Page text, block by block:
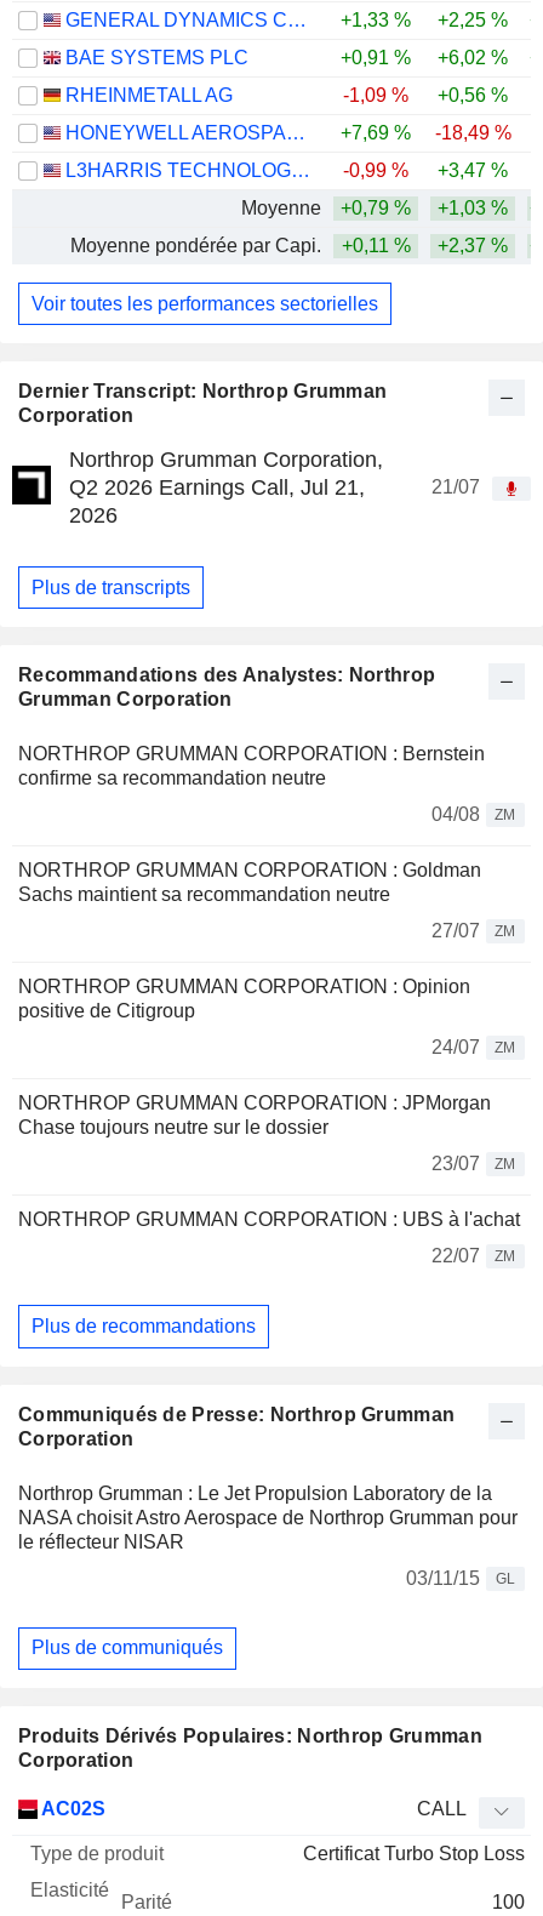
Dernier Transcript: Northrop Grumman
Corporation
Northrop Grumman Corporation,
Q2 2026 Earnings Call, Jul 21,
2026
21/07
Plus de transcripts
Recommandations des Analystes: Northrop
Grumman Corporation
NORTHROP GRUMMAN CORPORATION : Bernstein
confirme sa recommandation neutre
04/08
ZM
NORTHROP GRUMMAN CORPORATION : Goldman
Sachs maintient sa recommandation neutre
27/07
ZM
NORTHROP GRUMMAN CORPORATION : Opinion
positive de Citigroup
24/07
ZM
NORTHROP GRUMMAN CORPORATION : JPMorgan
Chase toujours neutre sur le dossier
23/07
ZM
NORTHROP GRUMMAN CORPORATION : UBS à l'achat
22/07
ZM
Plus de recommandations
Communiqués de Presse: Northrop Grumman
Corporation
Northrop Grumman : Le Jet Propulsion Laboratory de la
NASA choisit Astro Aerospace de Northrop Grumman pour
le réflecteur NISAR
03/11/15
GL
Plus de communiqués
Produits Dérivés Populaires: Northrop Grumman
Corporation
Mnemo Type produit
Parité Cours
AC02S CALL
Certificat Turbo Stop Loss
100
GENERAL DYNAMICS CORPORATION +1,33 % +2,25 %
BAE SYSTEMS PLC
+0,91 % +6,02 %
RHEINMETALL AG
-1,09 % +0,56 %
HONEYWELL AEROSPACE INC.
+7,69 %
-18,49 %
L3HARRIS TECHNOLOGIES, INC.
-0,99 % +3,47 %
Moyenne
+0,79 % +1,03 %
Moyenne pondérée par Capi.
+0,11 % +2,37 %
Voir toutes les performances sectorielles